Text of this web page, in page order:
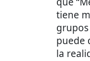
tiene
puede
la